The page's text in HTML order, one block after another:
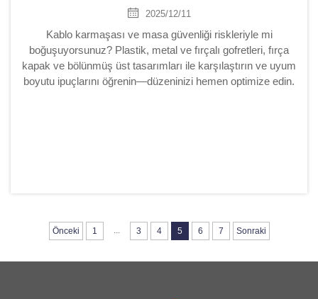
2025/12/11
Kablo karmaşası ve masa güvenliği riskleriyle mi
boğuşuyorsunuz? Plastik, metal ve fırçalı gofretleri, fırça
kapak ve bölünmüş üst tasarımları ile karşılaştırın ve uyum
boyutu ipuçlarını öğrenin—düzeninizi hemen optimize edin.
Önceki 1 ... 3 4 5 6 7 Sonraki